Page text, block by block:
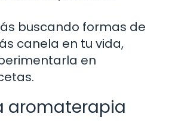
buscando formas de
canela en tu vida,
en
aromaterapia